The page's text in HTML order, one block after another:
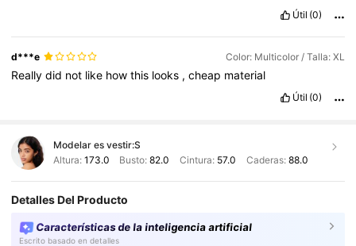
Útil (0)
d***e Color: Multicolor / Talla: XL
Reallydid not like howthis looks ,cheap material
Útil (0)
Modelar es vestir:S
Altura: 173.0 Busto:82.0 Cintura: 57.0 Caderas: 88.0
Detalles Del Producto
Características de la inteligencia artificial
Escrito basado en detalles